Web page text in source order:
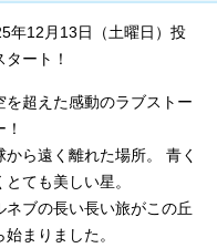
年12月13日（土曜日）投
タート！
を超えた感動のラブストー
！
から遠く離れた場所。 青く
とても美しい星。
ネブの長い長い旅がこの丘
始まりました。